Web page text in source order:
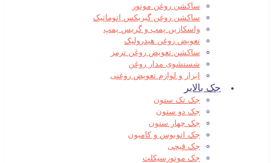
ساکشن روغن موتور
ساکشن روغن گیربکس اتوماتیک
واسکازین پمپ و گریس پمپ
تعویض روغن هیدرولیک
ساکشن تعویض روغن ترمز
شستشوی مدار روغن
ابزار و لوازم تعویض روغنی
جک بالابر
جک تک ستون
جک دو ستون
جک چهار ستون
جک اتوبوس و کامیون
جک قیچی
جک موتورسیکلت